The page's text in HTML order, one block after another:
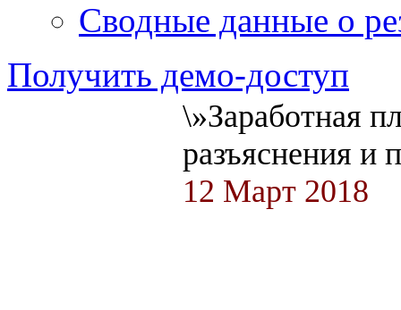
Сводные данные о
Получить демо-доступ
\»Заработная
разъяснения и
12 Март 2018